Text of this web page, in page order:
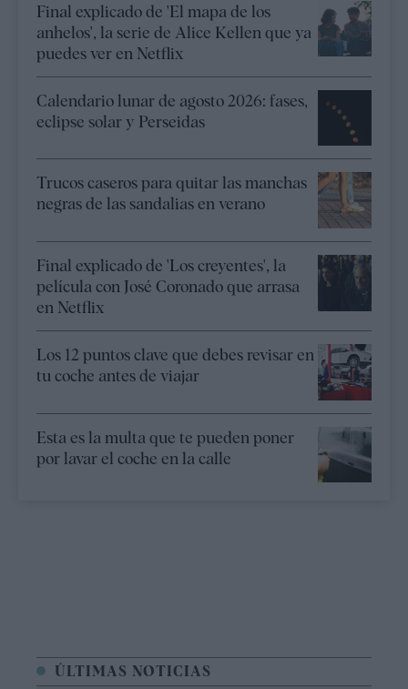
Final explicado de 'El mapa de los
anhelos', la serie de Alice Kellen que ya
puedes ver en Netflix
Calendario lunar de agosto 2026: fases,
eclipse solar y Perseidas
Trucos caseros para quitar las manchas
negras de las sandalias en verano
Final explicado de 'Los creyentes', la
película con José Coronado que arrasa
en Netflix
Los 12 puntos clave que debes revisar en
tu coche antes de viajar
Esta es la multa que te pueden poner
por lavar el coche en la calle
ÚLTIMAS NOTICIAS